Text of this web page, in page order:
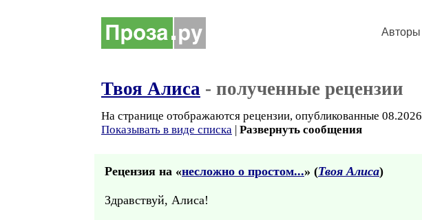
Авторы
Твоя Алиса - полученные рецензии
На странице отображаются рецензии, опубликованные
Показывать в виде списка | Развернуть сообщения
Рецензия на «несложно о простом...» (Твоя Алиса)
Здравствуй, Алиса!